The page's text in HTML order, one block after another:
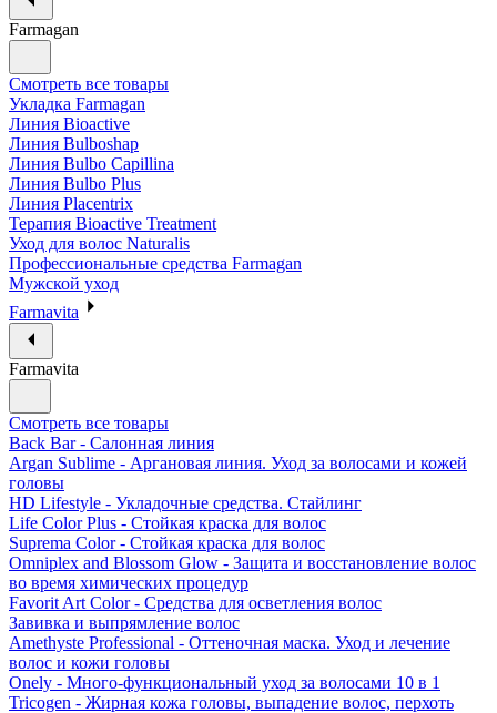
Farmagan
Смотреть все товары
Укладка Farmagan
Линия Bioactive
Линия Bulboshap
Линия Bulbo Capillina
Линия Bulbo Plus
Линия Placentrix
Терапия Bioactive Treatment
Уход для волос Naturalis
Профессиональные средства Farmagan
Мужской уход
Farmavita
Farmavita
Смотреть все товары
Back Bar - Салонная линия
Argan Sublime - Аргановая линия. Уход за волосами и кожей
головы
HD Lifestyle - Укладочные средства. Стайлинг
Life Color Plus - Стойкая краска для волос
Suprema Color - Стойкая краска для волос
Omniplex and Blossom Glow - Защита и восстановление волос
во время химических процедур
Favorit Art Color - Средства для осветления волос
Завивка и выпрямление волос
Amethyste Professional - Оттеночная маска. Уход и лечение
волос и кожи головы
Onely - Много-функциональный уход за волосами 10 в 1
Tricogen - Жирная кожа головы, выпадение волос, перхоть